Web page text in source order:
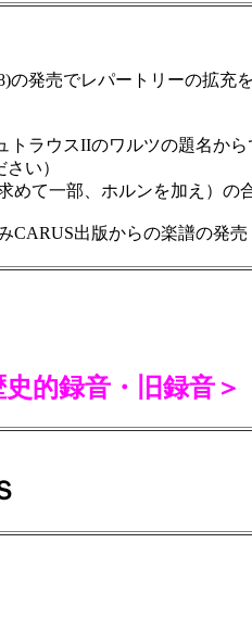
発売でレパートリーの拡
ラウスIIのワルツの題名か
い）
て一部、ホルンを加え）の
出版からの楽譜の発売
的録音・旧録音＞